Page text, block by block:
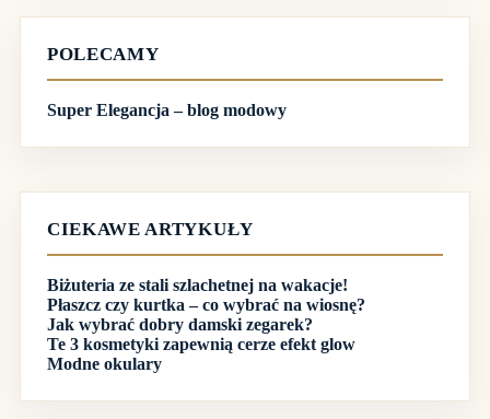
POLECAMY
Super Elegancja – blog modowy
CIEKAWE ARTYKUŁY
Biżuteria ze stali szlachetnej na wakacje!
Płaszcz czy kurtka – co wybrać na wiosnę?
Jak wybrać dobry damski zegarek?
Te 3 kosmetyki zapewnią cerze efekt glow
Modne okulary